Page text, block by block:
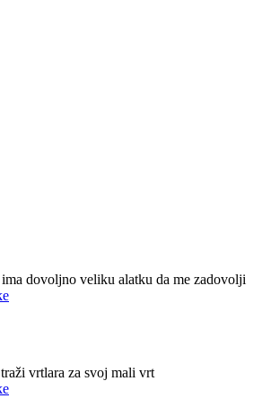
dovoljno veliku alatku da me zadovolji
vrtlara za svoj mali vrt